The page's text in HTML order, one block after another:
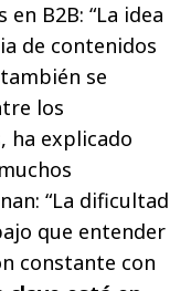
B2B: “La idea
de contenidos
se
los
ha explicado
“La dificultad
que entender
constante con